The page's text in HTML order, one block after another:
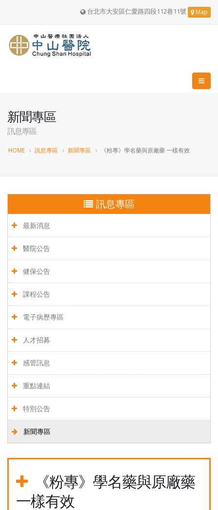
台北市大安區仁愛路四段112巷11號 Map
新聞專區
訊息專區
HOME 訊息專區 新聞專區 《粉專》學名藥與原廠藥 一樣有效
訊息專區
最新消息
醫院公告
健保公告
課程公告
電子病歷專區
人才招募
感管訊息
重點連結
特別公告
新聞專區
《粉專》學名藥與原廠藥
一樣有效